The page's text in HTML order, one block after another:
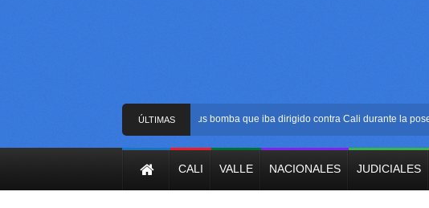
ÚLTIMAS
NOTICIAS
Frustran atentado con bus bomba que iba dirigido contra Cali durante la
CALI VALLE NACIONALES JUDICIALES